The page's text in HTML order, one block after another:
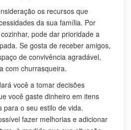
os recursos que
da sua família. Por
pode dar prioridade a
Se gosta de receber amigos,
de convivência agradável,
com churrasqueira.
você a tomar decisões
você gaste dinheiro em itens
para o seu estilo de vida.
fazer melhorias e adicionar